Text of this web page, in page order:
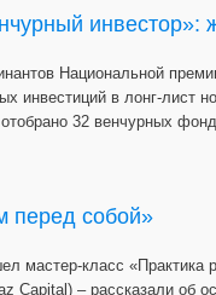
инвестор»:
Национальной
инвестиций в лонг-лист
32 венчурных
перед собой»
мастер-класс
Capital) – рассказали об